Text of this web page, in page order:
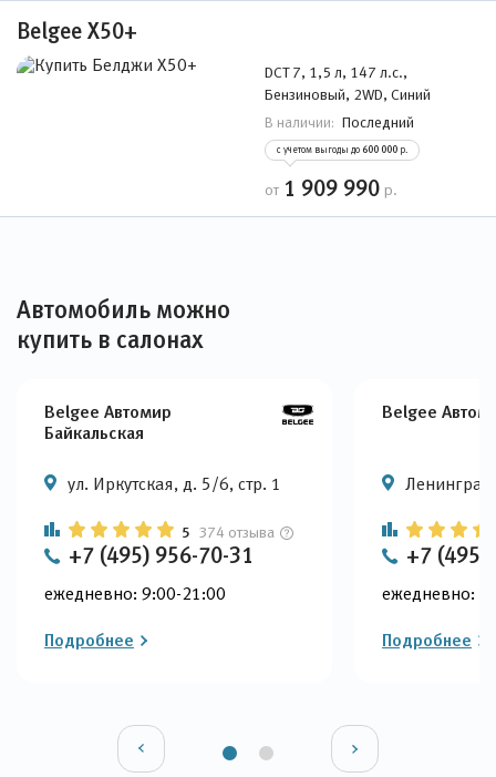
Belgee Х50+
DCT 7, 1,5 л, 147 л.с.,
Бензиновый, 2WD, Синий
В наличии: Последний
с учетом выгоды до 600 000 р.
от 1 909 990 р.
Автомобиль можно
купить в салонах
Belgee Автомир
Байкальская
ул. Иркутская, д. 5/6, стр. 1
5 374 отзыва
+7 (495) 956-70-31
ежедневно: 9:00-21:00
Подробнее
Belgee
+7 (495)
ежедневно:
Подробнее